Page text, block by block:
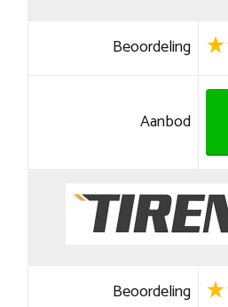
Beoordeling
Aanbod
Beoordeling